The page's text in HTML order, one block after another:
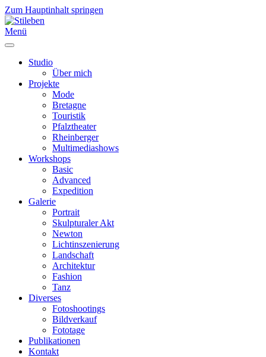
Zum Hauptinhalt springen
Menü
Studio
Über mich
Projekte
Mode
Bretagne
Touristik
Pfalztheater
Rheinberger
Multimediashows
Workshops
Basic
Advanced
Expedition
Galerie
Portrait
Skulpturaler Akt
Newton
Lichtinszenierung
Landschaft
Architektur
Fashion
Tanz
Diverses
Fotoshootings
Bildverkauf
Fototage
Publikationen
Kontakt